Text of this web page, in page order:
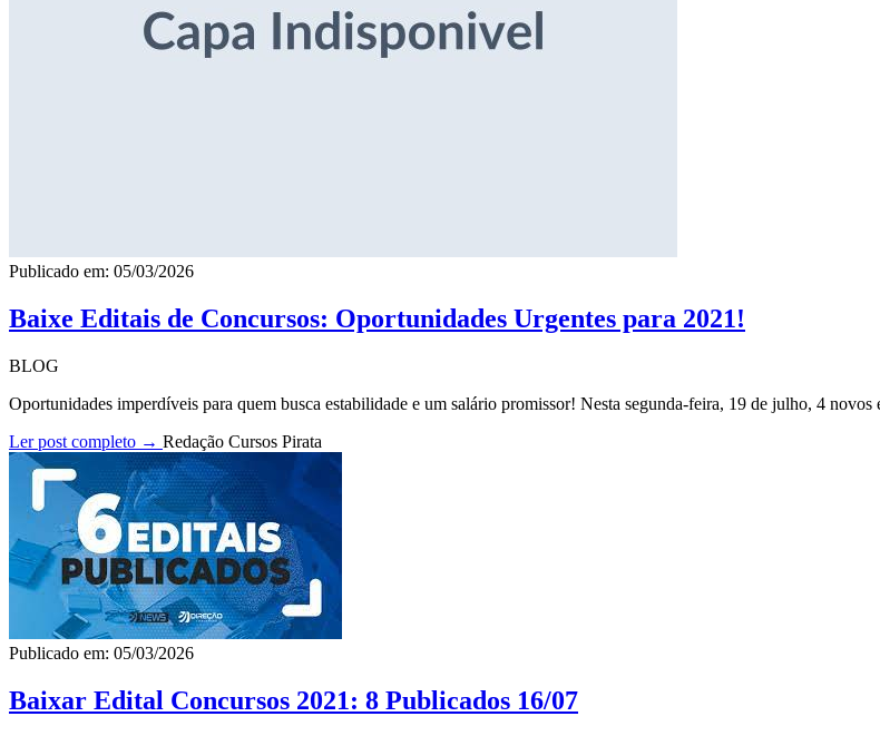
Publicado em: 05/03/2026
Baixe Editais de Concursos: Oportunidades Urgentes para 2021!
BLOG
Oportunidades imperdíveis para quem busca estabilidade e um salário promissor! Nesta segunda-feira, 19 de julho, 4 novos
Ler post completo → Redação Cursos Pirata
Publicado em: 05/03/2026
Baixar Edital Concursos 2021: 8 Publicados 16/07